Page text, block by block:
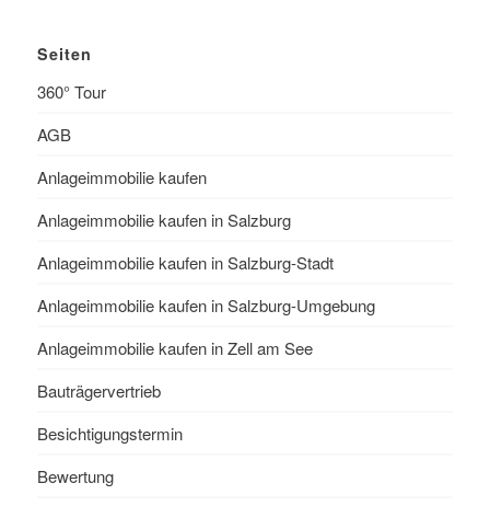
Seiten
360° Tour
AGB
Anlageimmobilie kaufen
Anlageimmobilie kaufen in Salzburg
Anlageimmobilie kaufen in Salzburg-Stadt
Anlageimmobilie kaufen in Salzburg-Umgebung
Anlageimmobilie kaufen in Zell am See
Bauträgervertrieb
Besichtigungstermin
Bewertung